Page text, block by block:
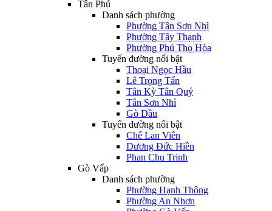
Tân Phú
Danh sách phường
Phường Tân Sơn Nhì
Phường Tây Thạnh
Phường Phú Thọ Hòa
Tuyến đường nổi bật
Thoại Ngọc Hầu
Lê Trọng Tấn
Tân Kỳ Tân Quý
Tân Sơn Nhì
Gò Dầu
Tuyến đường nổi bật
Chế Lan Viên
Dương Đức Hiền
Phan Chu Trinh
Gò Vấp
Danh sách phường
Phường Hạnh Thông
Phường An Nhơn